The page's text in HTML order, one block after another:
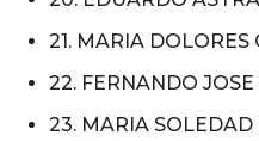
21. MARIA
22. FERNANDO
23. MARIA